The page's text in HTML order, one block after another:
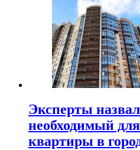
Эксперты
необходимый
квартиры в